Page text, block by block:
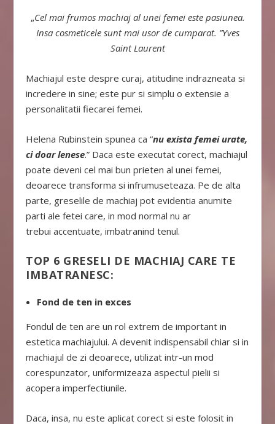
„Cel mai frumos machiaj al unei femei este pasiunea.
Insa cosmeticele sunt mai usor de cumparat. ”Yves
Saint Laurent
Machiajul este despre curaj, atitudine indrazneata si
incredere in sine; este pur si simplu o extensie a
personalitatii fiecarei femei.
Helena Rubinstein spunea ca “nu exista femei urate,
ci doar lenese.” Daca este executat corect, machiajul
poate deveni cel mai bun prieten al unei femei,
deoarece transforma si infrumuseteaza. Pe de alta
parte, greselile de machiaj pot evidentia anumite
parti ale fetei care, in mod normal nu ar
trebui accentuate, imbatranind tenul.
TOP 6 GRESELI DE MACHIAJ CARE TE
IMBATRANESC:
Fond de ten in exces
Fondul de ten are un rol extrem de important in
estetica machiajului. A devenit indispensabil chiar si in
machiajul de zi deoarece, utilizat intr-un mod
corespunzator, uniformizeaza aspectul pielii si
acopera imperfectiunile.
Daca, insa, nu este aplicat corect si este folosit in